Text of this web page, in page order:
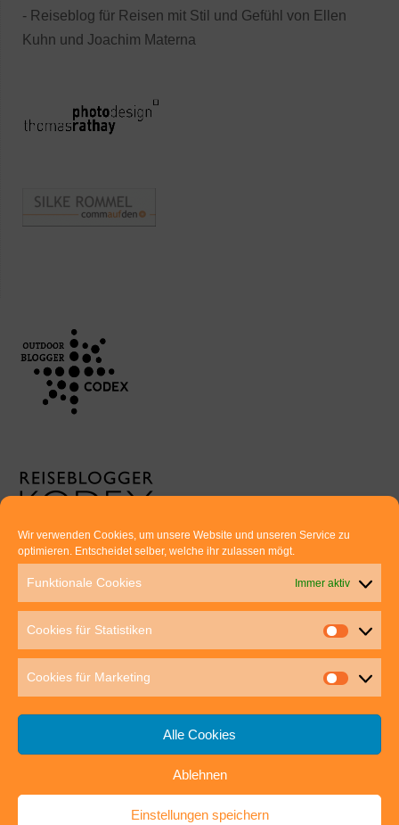
Wir verwenden Cookies, um unsere Website und unseren Service zu
optimieren. Entscheidet selber, welche ihr zulassen mögt.
Funktionale Cookies Immer aktiv
Cookies für Statistiken
Cookies für Marketing
Alle Cookies
Ablehnen
Einstellungen speichern
- Reiseblog für Reisen mit Stil und Gefühl von Ellen
Kuhn und Joachim Materna
Euer direkter Draht zu uns:
Thomas Rathay und Silke Rommel
70563 Stuttgart
post@outdoor-hochgenuss.de
IMPRESSUM DATENSCHUTZ